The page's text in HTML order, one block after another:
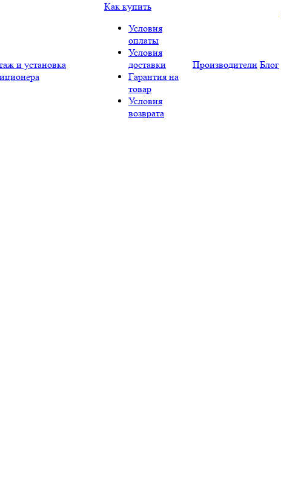
и установка
Как купить
Условия
оплаты
Условия
доставки
Гарантия на
товар
Условия
возврата
Производители Блог